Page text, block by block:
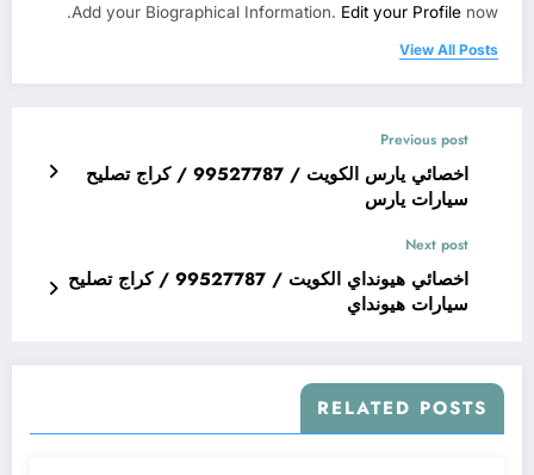
Add your Biographical Information. Edit your Profile now.
View All Posts
Previous post
اخصائي يارس الكويت / 99527787 / كراج تصليح
سيارات يارس
Next post
اخصائي هيونداي الكويت / 99527787 / كراج تصليح
سيارات هيونداي
RELATED POSTS